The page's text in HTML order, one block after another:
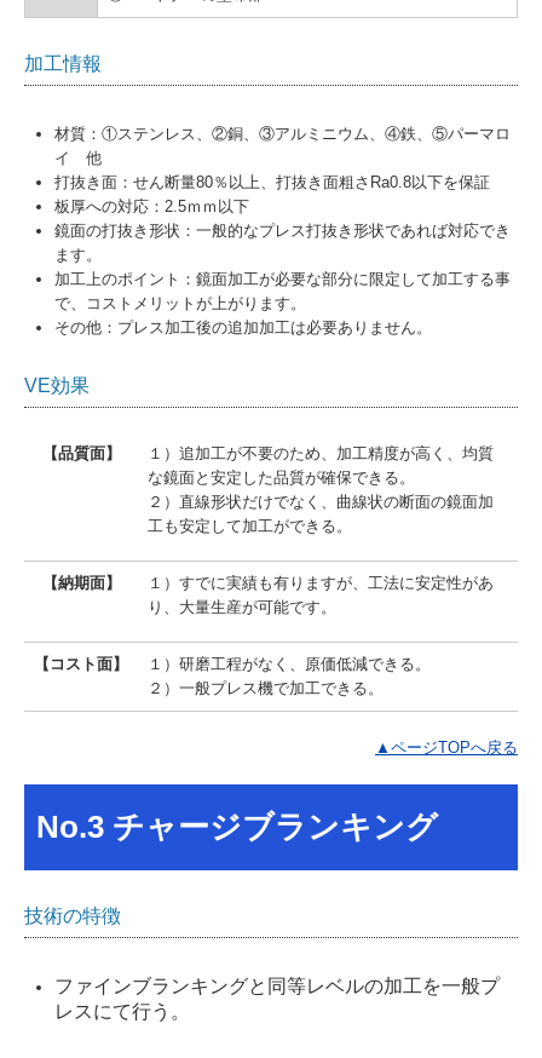
加工情報
材質：①ステンレス、②銅、③アルミニウム、④鉄、⑤パーマロ
イ 他
打抜き面：せん断量80％以上、打抜き面粗さRa0.8以下を保証
板厚への対応：2.5ｍｍ以下
鏡面の打抜き形状：一般的なプレス打抜き形状であれば対応でき
ます。
加工上のポイント：鏡面加工が必要な部分に限定して加工する事
で、コストメリットが上がります。
その他：プレス加工後の追加加工は必要ありません。
VE効果
【品質面】
１）追加工が不要のため、加工精度が高く、均質
な鏡面と安定した品質が確保できる。
２）直線形状だけでなく、曲線状の断面の鏡面加
工も安定して加工ができる。
【納期面】
１）すでに実績も有りますが、工法に安定性があ
り、大量生産が可能です。
【コスト面】
１）研磨工程がなく、原価低減できる。
２）一般プレス機で加工できる。
▲ページTOPへ戻る
No.3 チャージブランキング
技術の特徴
ファインブランキングと同等レベルの加工を一般プ
レスにて行う。